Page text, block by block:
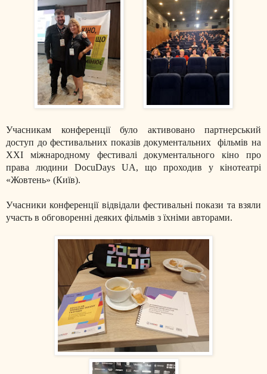
Учасникам конференції було активовано партнерський
доступ до фестивальних показів документальних фільмів на
XXI міжнародному фестивалі документального кіно про
права людини DocuDays UA, що проходив у кінотеатрі
«Жовтень» (Київ).
Учасники конференції відвідали фестивальні покази та взяли
участь в обговоренні деяких фільмів з їхніми авторами.